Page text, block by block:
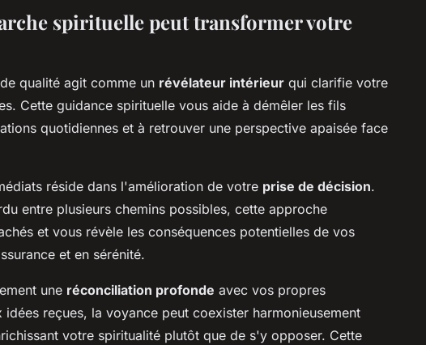
spirituelle peut transformer votre
qualité agit comme un révélateur intérieur qui clarifie votre
Cette guidance spirituelle vous aide à démêler les fils
quotidiennes et à retrouver une perspective apaisée face
réside dans l'amélioration de votre prise de décision.
entre plusieurs chemins possibles, cette approche
et vous révèle les conséquences potentielles de vos
et en sérénité.
une réconciliation profonde avec vos propres
reçues, la voyance peut coexister harmonieusement
votre spiritualité plutôt que de s'y opposer. Cette